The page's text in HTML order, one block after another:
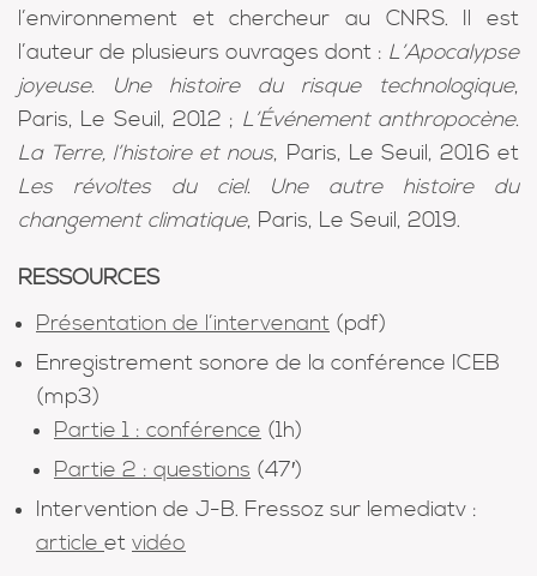
l’environnement et chercheur au CNRS. Il est
l’auteur de plusieurs ouvrages dont : L’Apocalypse
joyeuse. Une histoire du risque technologique,
Paris, Le Seuil, 2012 ; L’Événement anthropocène.
La Terre, l’histoire et nous, Paris, Le Seuil, 2016 et
Les révoltes du ciel. Une autre histoire du
changement climatique, Paris, Le Seuil, 2019.
RESSOURCES
Présentation de l’intervenant (pdf)
Enregistrement sonore de la conférence ICEB
(mp3)
Partie 1 : conférence (1h)
Partie 2 : questions (47′)
Intervention de J-B. Fressoz sur lemediatv :
article et vidéo